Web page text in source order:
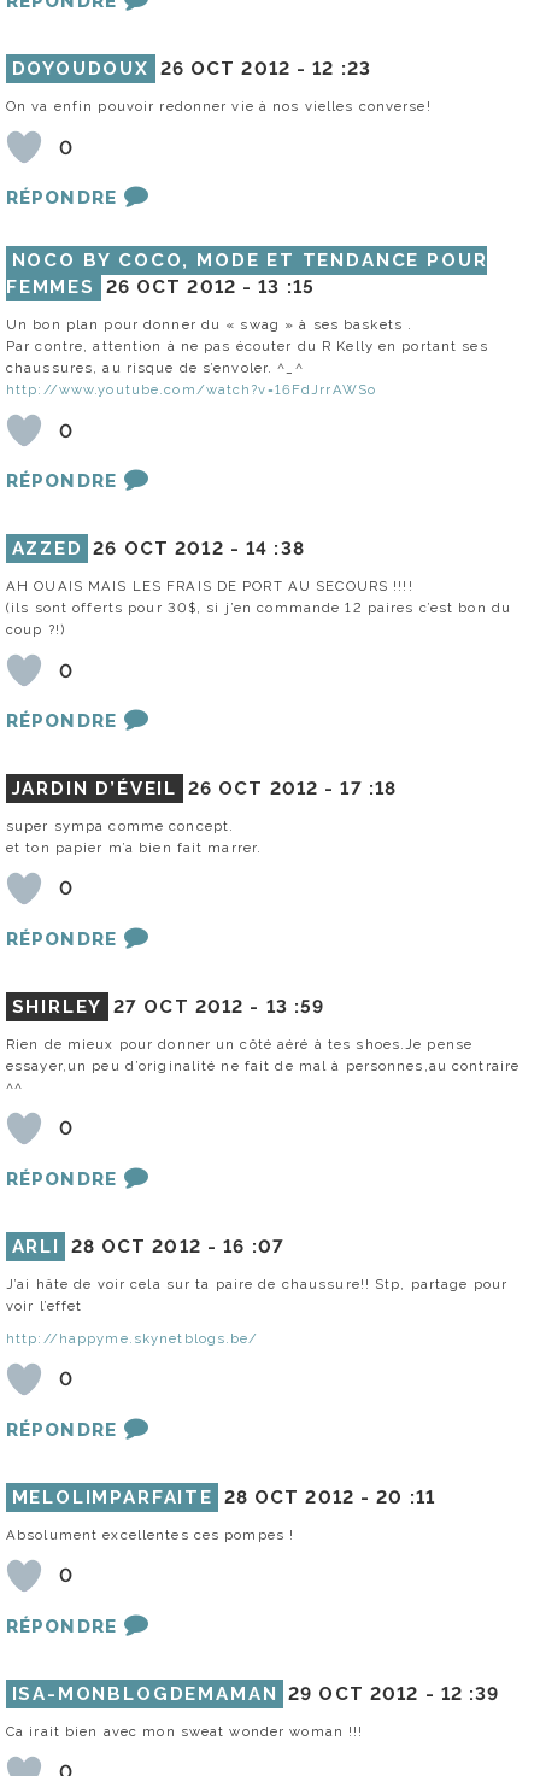
DOYOUDOUX 26 OCT 2012 -12 :23
On va enfin pouvoir redonner vie à nos vielles converse!
0
RÉPONDRE
NOCO BY COCO, MODE ET TENDANCE POUR
FEMMES
26 OCT 2012 -13 :15
Un bon plan pour donner du « swag » à ses baskets .
Par contre, attention à ne pas écouter du R Kelly en portant ses
chaussures, au risque de s’envoler. ^_^
http://www.youtube.com/watch?v=16FdJrrAWSo
0
RÉPONDRE
AZZED 26 OCT 2012 -14 :38
AH OUAIS MAIS LES FRAIS DE PORT AU SECOURS !!!!
(ils sont offerts pour 30$, si j’en commande 12 paires c’est bon du
coup ?!)
0
RÉPONDRE
JARDIN D’ÉVEIL 26 OCT 2012 -17 :18
super sympa comme concept.
et ton papier m’a bien fait marrer.
0
RÉPONDRE
SHIRLEY 27 OCT 2012 - 13 :59
Rien de mieux pour donner un côté aéré à tes shoes.Je pense
essayer,un peu d’originalité ne fait de mal à personnes,au contraire
^^
0
RÉPONDRE
ARLI 28 OCT 2012 -16 :07
J’ai hâte de voir cela sur ta paire de chaussure!! Stp, partage pour
voir l’effet
http://happyme.skynetblogs.be/
0
RÉPONDRE
MELOLIMPARFAITE 28 OCT 2012 -20 :11
Absolument excellentes ces pompes !
0
RÉPONDRE
ISA-MONBLOGDEMAMAN 29 OCT 2012 - 12 :39
Ca irait bien avec mon sweat wonder woman !!!